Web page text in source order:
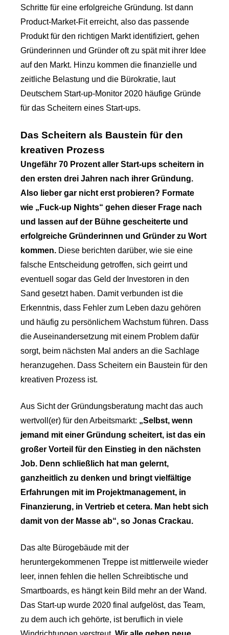
Schritte für eine erfolgreiche Gründung. Ist dann
Product-Market-Fit erreicht, also das passende
Produkt für den richtigen Markt identifiziert, gehen
Gründerinnen und Gründer oft zu spät mit ihrer Idee
auf den Markt. Hinzu kommen die finanzielle und
zeitliche Belastung und die Bürokratie, laut
Deutschem Start-up-Monitor 2020 häufige Gründe
für das Scheitern eines Start-ups.
Das Scheitern als Baustein für den
kreativen Prozess
Ungefähr 70 Prozent aller Start-ups scheitern in
den ersten drei Jahren nach ihrer Gründung.
Also lieber gar nicht erst probieren? Formate
wie „Fuck-up Nights“ gehen dieser Frage nach
und lassen auf der Bühne gescheiterte und
erfolgreiche Gründerinnen und Gründer zu Wort
kommen. Diese berichten darüber, wie sie eine
falsche Entscheidung getroffen, sich geirrt und
eventuell sogar das Geld der Investoren in den
Sand gesetzt haben. Damit verbunden ist die
Erkenntnis, dass Fehler zum Leben dazu gehören
und häufig zu persönlichem Wachstum führen. Dass
die Auseinandersetzung mit einem Problem dafür
sorgt, beim nächsten Mal anders an die Sachlage
heranzugehen. Dass Scheitern ein Baustein für den
kreativen Prozess ist.
Aus Sicht der Gründungsberatung macht das auch
wertvoll(er) für den Arbeitsmarkt: „Selbst, wenn
jemand mit einer Gründung scheitert, ist das ein
großer Vorteil für den Einstieg in den nächsten
Job. Denn schließlich hat man gelernt,
ganzheitlich zu denken und bringt vielfältige
Erfahrungen mit im Projektmanagement, in
Finanzierung, in Vertrieb et cetera. Man hebt sich
damit von der Masse ab“, so Jonas Crackau.
Das alte Bürogebäude mit der
heruntergekommenen Treppe ist mittlerweile wieder
leer, innen fehlen die hellen Schreibtische und
Smartboards, es hängt kein Bild mehr an der Wand.
Das Start-up wurde 2020 final aufgelöst, das Team,
zu dem auch ich gehörte, ist beruflich in viele